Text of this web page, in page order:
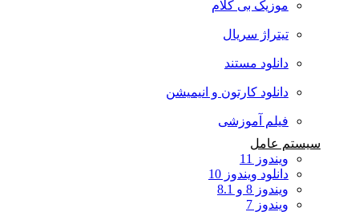
موزیک بی کلام
تیتراژ سریال
دانلود مستند
دانلود کارتون و انیمیشن
فیلم آموزشی
سیستم عامل
ویندوز 11
دانلود ویندوز 10
ویندوز 8 و 8.1
ویندوز 7